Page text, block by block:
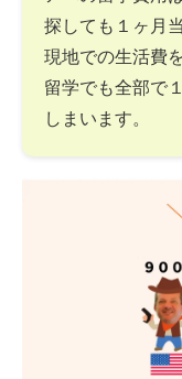
探しても１ヶ月
現地での生活費
留学でも全部で
しまいます。